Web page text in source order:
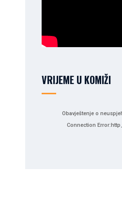
VRIJEME U KOMIŽI
Obavještenje o
Connection